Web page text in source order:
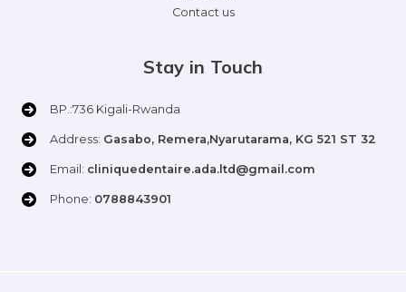
Contact us
Stay in Touch
BP.:736 Kigali-Rwanda
Address: Gasabo, Remera,Nyarutarama, KG 521 ST 32
Email: cliniquedentaire.ada.ltd@gmail.com
Phone: 0788843901